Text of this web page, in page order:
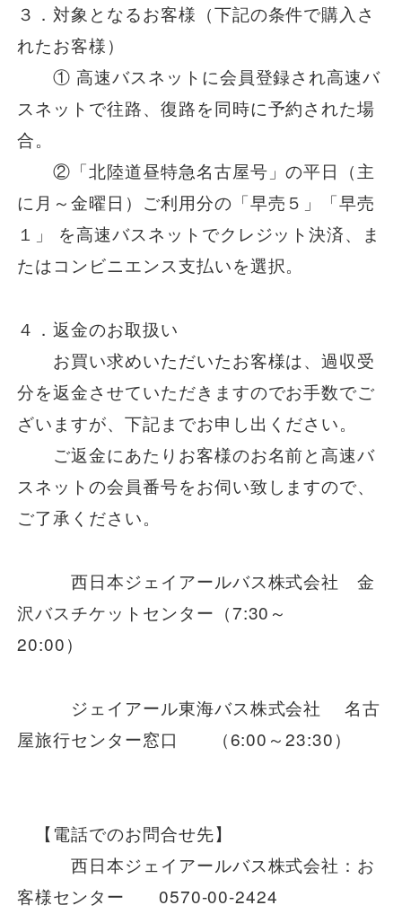
３．対象となるお客様（下記の条件で購入さ
れたお客様）
① 高速バスネットに会員登録され高速バ
スネットで往路、復路を同時に予約された場
合。
②「北陸道昼特急名古屋号」の平日（主
に月～金曜日）ご利用分の「早売５」「早売
１」 を高速バスネットでクレジット決済、ま
たはコンビニエンス支払いを選択。
４．返金のお取扱い
お買い求めいただいたお客様は、過収受
分を返金させていただきますのでお手数でご
ざいますが、下記までお申し出ください。
ご返金にあたりお客様のお名前と高速バ
スネットの会員番号をお伺い致しますので、
ご了承ください。
西日本ジェイアールバス株式会社 金
沢バスチケットセンター（7:30～
20:00）
ジェイアール東海バス株式会社 名古
屋旅行センター窓口 （6:00～23:30）
【電話でのお問合せ先】
西日本ジェイアールバス株式会社：お
客様センター 0570-00-2424